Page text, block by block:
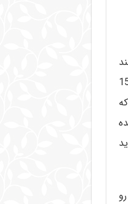
کنید و مثلا وقتی سوال شماره 150
علاوه بر این نکات، توصیه می کنم حتما مطالب موجود در این صفحه از سایت مشاورن 100 رو